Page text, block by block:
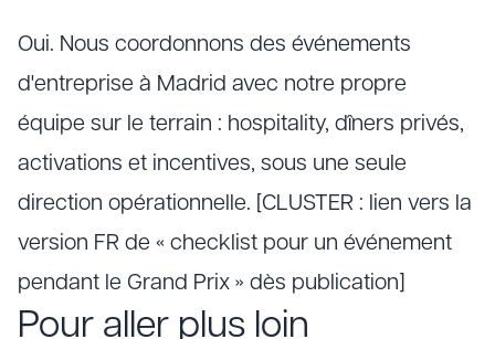
Oui. Nous coordonnons des événements
d'entreprise à Madrid avec notre propre
équipe sur le terrain : hospitality, dîners privés,
activations et incentives, sous une seule
direction opérationnelle. [CLUSTER : lien vers la
version FR de « checklist pour un événement
pendant le Grand Prix » dès publication]
Pour aller plus loin